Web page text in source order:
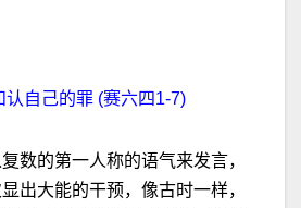
认自己的罪 (赛六四1-7)
数的第一人称的语气来发言，
出大能的干预，像古时一样，